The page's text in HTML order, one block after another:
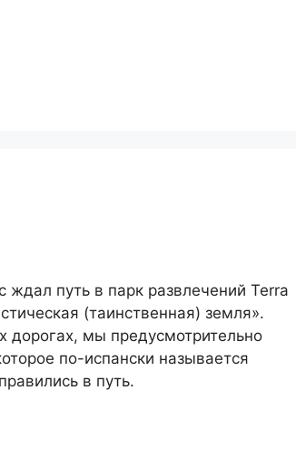
путь в парк развлечений Terra
(таинственная) земля».
дорогах, мы предусмотрительно
по-испански называется
в путь.